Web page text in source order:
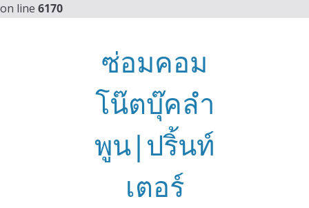
on line 6170
ซ่อมคอม
โน๊ตบุ๊คลำ
พูน|ปริ้นท์
เตอร์